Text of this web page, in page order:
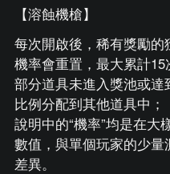
【溶蝕機槍】
每次開啟後，稀有獎勵
機率會重置，最大累計15
部分道具未進入獎池或
比例分配到其他道具中；
說明中的“機率”均是在
數值，與單個玩家的少
差異。